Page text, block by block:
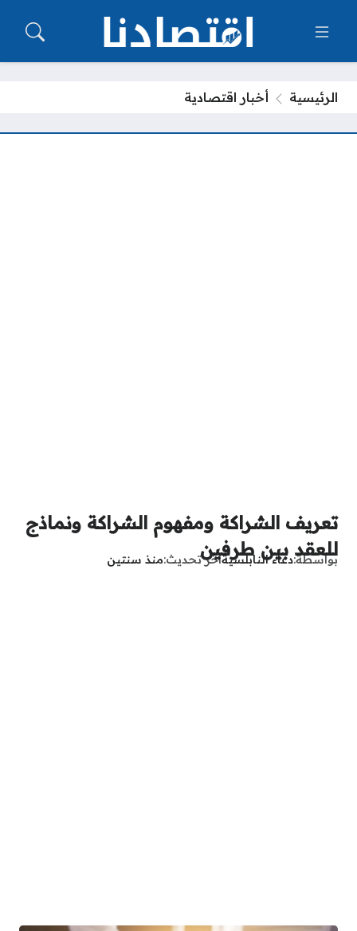
الرئيسية أخبار اقتصادية
تعريف الشراكة ومفهوم الشراكة ونماذج
للعقد بين طرفين
بواسطةدعاء النابلسيةآخر تحديث منذ سنتين